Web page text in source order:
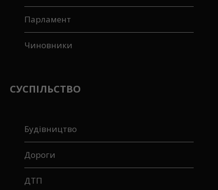
Парламент
Чиновники
СУСПІЛЬСТВО
Будівництво
Дороги
ДТП